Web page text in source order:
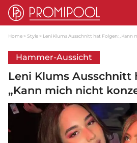
Home Style Leni Klums Ausschnitt hat Folgen: „Kann
Hammer-Aussicht
Leni Klums Ausschnitt
„Kann mich nicht